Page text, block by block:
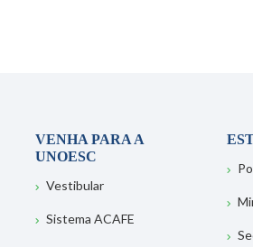
VENHA PARA A
UNOESC
Vestibular
Sistema ACAFE